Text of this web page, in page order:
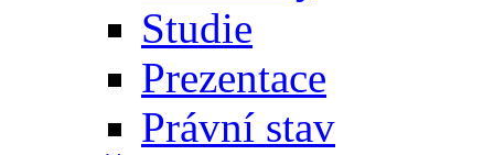
Studie
Prezentace
Právní stav